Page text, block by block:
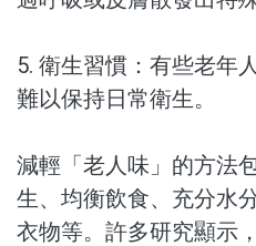
5. 衛生習慣：有些老年
難以保持日常衛生。
減輕「老人味」的方法
生、均衡飲食、充分水
衣物等。許多研究顯示